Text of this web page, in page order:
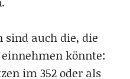
sind auch die, die
könnte:
im 352 oder als